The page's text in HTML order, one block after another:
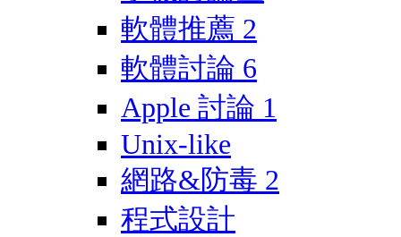
軟體推薦 2
軟體討論 6
Apple 討論 1
Unix-like
網路&防毒 2
程式設計